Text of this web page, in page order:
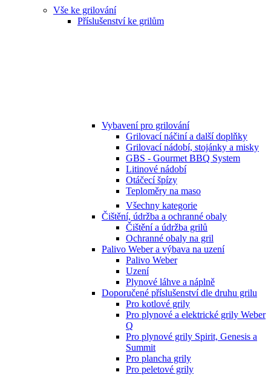
Vše ke grilování
Příslušenství ke grilům
Vybavení pro grilování
Grilovací náčiní a další doplňky
Grilovací nádobí, stojánky a misky
GBS - Gourmet BBQ System
Litinové nádobí
Otáčecí špízy
Teploměry na maso
Všechny kategorie
Čištění, údržba a ochranné obaly
Čištění a údržba grilů
Ochranné obaly na gril
Palivo Weber a výbava na uzení
Palivo Weber
Uzení
Plynové láhve a náplně
Doporučené příslušenství dle druhu grilu
Pro kotlové grily
Pro plynové a elektrické grily Weber
Q
Pro plynové grily Spirit, Genesis a
Summit
Pro plancha grily
Pro peletové grily